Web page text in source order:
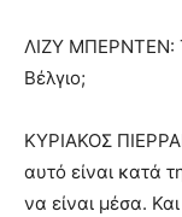
ΛΙΖΥ ΜΠΕΡΝΤΕΝ:
Βέλγιο;
ΚΥΡΙΑΚΟΣ
αυτό είναι κατά
να είναι μέσα.